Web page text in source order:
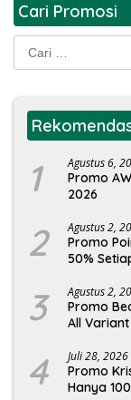
Cari Promosi
Cari
untuk:
1 Agustus 6,
Promo
2026
2 Agustus 2,
Promo
50%
3 Agustus 2,
Promo
All
4 Juli 28, 2026
Promo
Hanya